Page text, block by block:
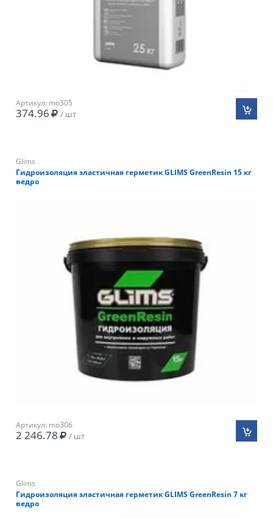
Артикул: mo305
374.96 / шт
Glims
Гидроизоляция эластичная герметик GLIMS GreenResin 15 кг
ведро
Артикул: mo306
2 246.78 / шт
Glims
Гидроизоляция эластичная герметик GLIMS GreenResin 7 кг
ведро